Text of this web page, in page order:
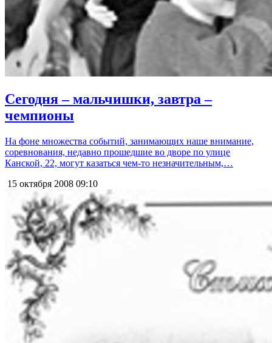
Сегодня – мальчишки, завтра –
чемпионы
На фоне множества событий, занимающих наше внимание,
соревнования, недавно прошедшие во дворе по улице
Канской, 22, могут казаться чем-то незначительным,…
15 октября 2008 09:10